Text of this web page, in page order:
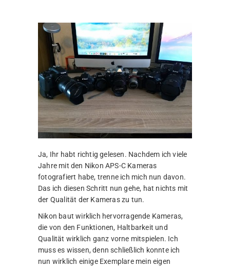
Ja, Ihr habt richtig gelesen. Nachdem ich viele
Jahre mit den Nikon APS-C Kameras
fotografiert habe, trenne ich mich nun davon.
Das ich diesen Schritt nun gehe, hat nichts mit
der Qualität der Kameras zu tun.
Nikon baut wirklich hervorragende Kameras,
die von den Funktionen, Haltbarkeit und
Qualität wirklich ganz vorne mitspielen. Ich
muss es wissen, denn schließlich konnte ich
nun wirklich einige Exemplare mein eigen